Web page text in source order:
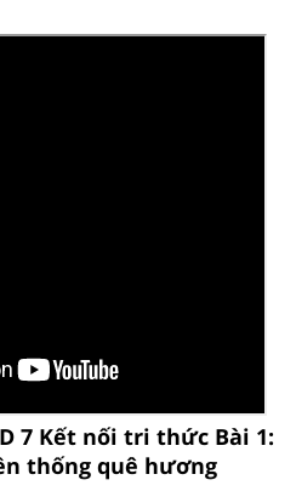
7 Kết nối tri thức Bài 1:
thống quê hương